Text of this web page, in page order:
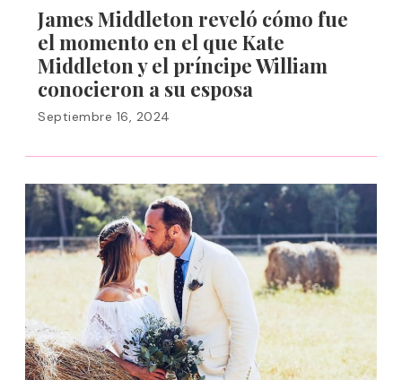
James Middleton reveló cómo fue
el momento en el que Kate
Middleton y el príncipe William
conocieron a su esposa
Septiembre 16, 2024